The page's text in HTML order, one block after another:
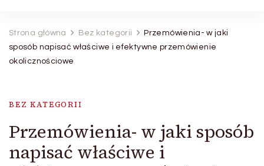
Strona główna Bez kategorii
Przemówienia- w jaki
sposób napisać właściwe i efektywne przemówienie
okolicznościowe
BEZ KATEGORII
Przemówienia- w jaki sposób
napisać właściwe i